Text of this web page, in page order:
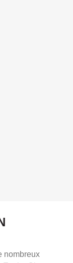
nombreux